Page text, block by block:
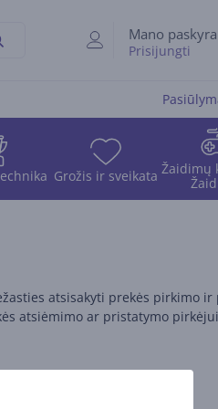
Mano paskyra
Prisijungti
Grožis ir sveikata Žaidimų
atsisakyti prekės pirkimo
atsiėmimo ar pristatymo
pirkėjui dienos;